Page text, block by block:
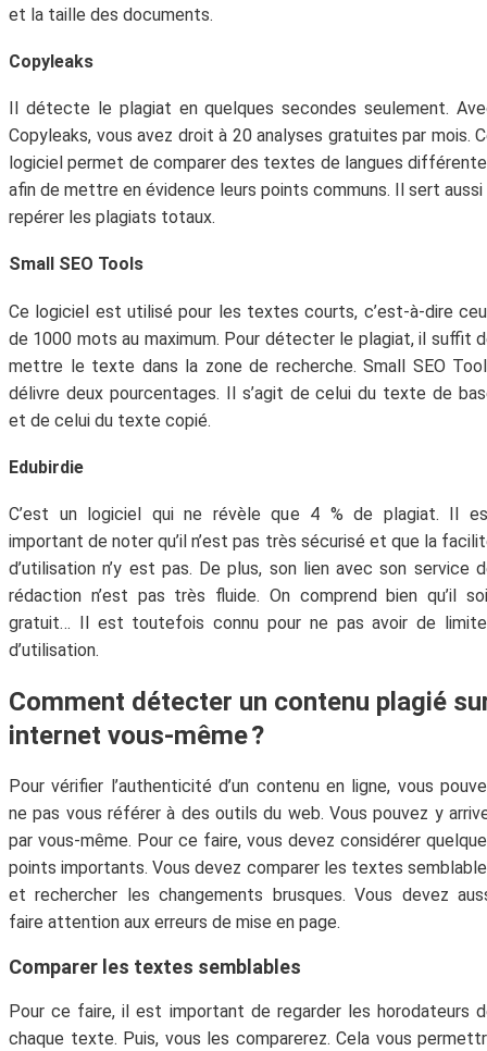
et la taille des documents.
Copyleaks
Il détecte le plagiat en quelques secondes seulement.
Copyleaks, vous avez droit à 20 analyses gratuites par mois.
logiciel permet de comparer des textes de langues
afin de mettre en évidence leurs points communs. Il sert aussi
repérer les plagiats totaux.
Small SEO Tools
Ce logiciel est utilisé pour les textes courts, c’est-à-dire
de 1000 mots au maximum. Pour détecter le plagiat, il suffit
mettre le texte dans la zone de recherche. Small SEO
délivre deux pourcentages. Il s’agit de celui du texte de
et de celui du texte copié.
Edubirdie
C’est un logiciel qui ne révèle que 4 % de plagiat. Il
important de noter qu’il n’est pas très sécurisé et que la
d’utilisation n’y est pas. De plus, son lien avec son service
rédaction n’est pas très fluide. On comprend bien qu’il
gratuit… Il est toutefois connu pour ne pas avoir de
d’utilisation.
Comment détecter un contenu plagié
internet vous-même ?
Pour vérifier l’authenticité d’un contenu en ligne, vous
ne pas vous référer à des outils du web. Vous pouvez y
par vous-même. Pour ce faire, vous devez considérer
points importants. Vous devez comparer les textes
et rechercher les changements brusques. Vous devez
faire attention aux erreurs de mise en page.
Comparer les textes semblables
Pour ce faire, il est important de regarder les horodateurs
chaque texte. Puis, vous les comparerez. Cela vous